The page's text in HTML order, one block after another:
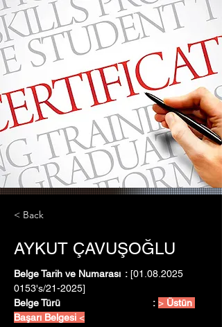
< Back
AYKUT ÇAVUŞOĞLU
Belge Tarih ve Numarası	: [01.08.2025
0153's/21-2025]
Belge Türü				: > Üstün
Başarı Belgesi <